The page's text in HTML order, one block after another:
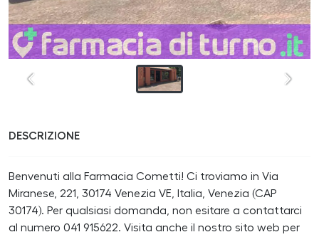
DESCRIZIONE
Benvenuti alla Farmacia Cometti! Ci troviamo in Via
Miranese, 221, 30174 Venezia VE, Italia, Venezia (CAP
30174). Per qualsiasi domanda, non esitare a contattarci
al numero 041 915622. Visita anche il nostro sito web per